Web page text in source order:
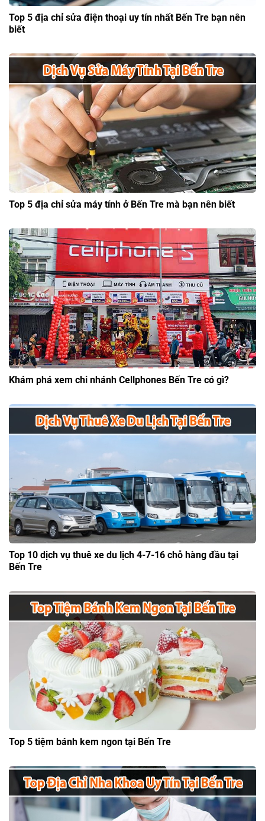
Top 5 địa chỉ sửa điện thoại uy tín nhất Bến Tre bạn nên
biết
Top 5 địa chỉ sửa máy tính ở Bến Tre mà bạn nên biết
Khám phá xem chi nhánh Cellphones Bến Tre có gì?
Top 10 dịch vụ thuê xe du lịch 4-7-16 chỗ hàng đầu tại
Bến Tre
Top 5 tiệm bánh kem ngon tại Bến Tre